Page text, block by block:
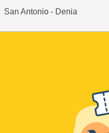
San Antonio - Denia